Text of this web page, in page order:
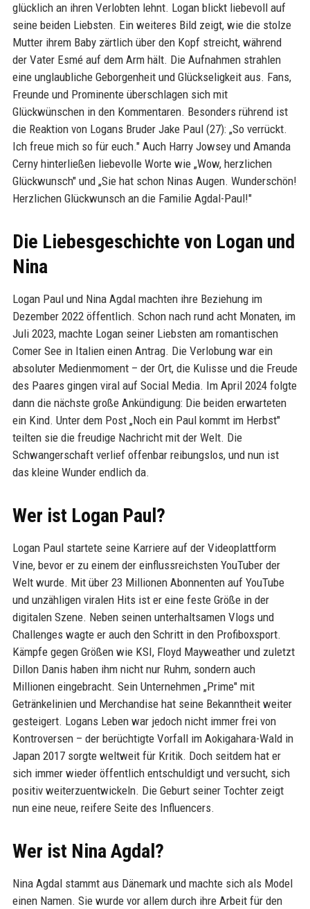
glücklich an ihren Verlobten lehnt. Logan blickt liebevoll auf
seine beiden Liebsten. Ein weiteres Bild zeigt, wie die stolze
Mutter ihrem Baby zärtlich über den Kopf streicht, während
der Vater Esmé auf dem Arm hält. Die Aufnahmen strahlen
eine unglaubliche Geborgenheit und Glückseligkeit aus. Fans,
Freunde und Prominente überschlagen sich mit
Glückwünschen in den Kommentaren. Besonders rührend ist
die Reaktion von Logans Bruder Jake Paul (27): „So verrückt.
Ich freue mich so für euch." Auch Harry Jowsey und Amanda
Cerny hinterließen liebevolle Worte wie „Wow, herzlichen
Glückwunsch" und „Sie hat schon Ninas Augen. Wunderschön!
Herzlichen Glückwunsch an die Familie Agdal-Paul!"
Die Liebesgeschichte von Logan und
Nina
Logan Paul und Nina Agdal machten ihre Beziehung im
Dezember 2022 öffentlich. Schon nach rund acht Monaten, im
Juli 2023, machte Logan seiner Liebsten am romantischen
Comer See in Italien einen Antrag. Die Verlobung war ein
absoluter Medienmoment – der Ort, die Kulisse und die Freude
des Paares gingen viral auf Social Media. Im April 2024 folgte
dann die nächste große Ankündigung: Die beiden erwarteten
ein Kind. Unter dem Post „Noch ein Paul kommt im Herbst"
teilten sie die freudige Nachricht mit der Welt. Die
Schwangerschaft verlief offenbar reibungslos, und nun ist
das kleine Wunder endlich da.
Wer ist Logan Paul?
Logan Paul startete seine Karriere auf der Videoplattform
Vine, bevor er zu einem der einflussreichsten YouTuber der
Welt wurde. Mit über 23 Millionen Abonnenten auf YouTube
und unzähligen viralen Hits ist er eine feste Größe in der
digitalen Szene. Neben seinen unterhaltsamen Vlogs und
Challenges wagte er auch den Schritt in den Profiboxsport.
Kämpfe gegen Größen wie KSI, Floyd Mayweather und zuletzt
Dillon Danis haben ihm nicht nur Ruhm, sondern auch
Millionen eingebracht. Sein Unternehmen „Prime" mit
Getränkelinien und Merchandise hat seine Bekanntheit weiter
gesteigert. Logans Leben war jedoch nicht immer frei von
Kontroversen – der berüchtigte Vorfall im Aokigahara-Wald in
Japan 2017 sorgte weltweit für Kritik. Doch seitdem hat er
sich immer wieder öffentlich entschuldigt und versucht, sich
positiv weiterzuentwickeln. Die Geburt seiner Tochter zeigt
nun eine neue, reifere Seite des Influencers.
Wer ist Nina Agdal?
Nina Agdal stammt aus Dänemark und machte sich als Model
einen Namen. Sie wurde vor allem durch ihre Arbeit für den